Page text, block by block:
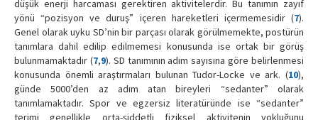
düşük enerji harcaması gerektiren aktivitelerdir. Bu tanımın zayıf
yönü “pozisyon ve duruş” içeren hareketleri içermemesidir (7).
Genel olarak uyku SD’nin bir parçası olarak görülmemekte, postürün
tanımlara dahil edilip edilmemesi konusunda ise ortak bir görüş
bulunmamaktadır (7,9). SD tanımının adım sayısına göre belirlenmesi
konusunda önemli araştırmaları bulunan Tudor-Locke ve ark. (10),
günde 5000’den az adım atan bireyleri “sedanter” olarak
tanımlamaktadır. Spor ve egzersiz literatüründe ise “sedanter”
terimi genellikle orta-şiddetli fiziksel aktivitenin yokluğunu